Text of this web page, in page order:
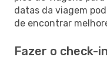
datas da viagem
de encontrar
Fazer o check-